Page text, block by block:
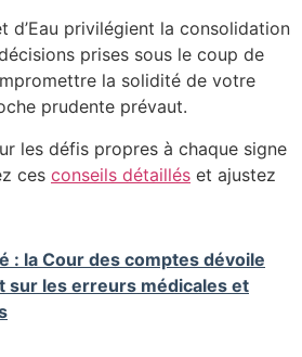
d’Eau privilégient la consolidation
prises sous le coup de
la solidité de votre
prudente prévaut.
les défis propres à chaque signe
ces conseils détaillés et ajustez
: la Cour des comptes dévoile
sur les erreurs médicales et